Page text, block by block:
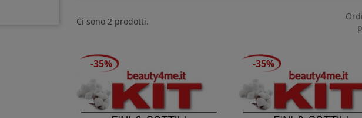
Ci sono 2 prodotti.
-35% -35%